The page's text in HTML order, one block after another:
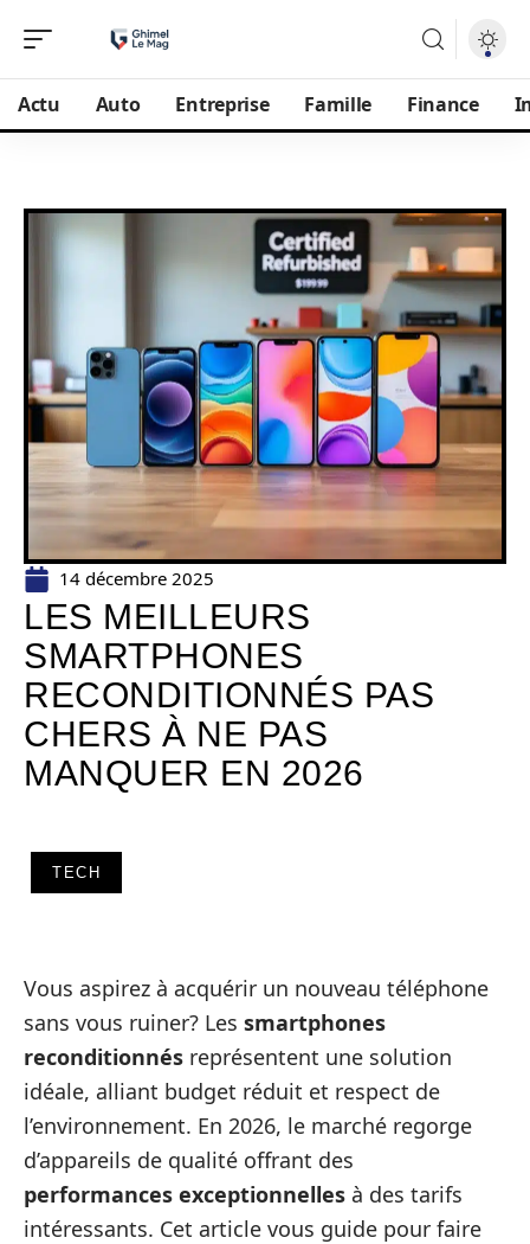
Actu Auto Entreprise Famille Finance
14 décembre 2025
LES MEILLEURS
SMARTPHONES
RECONDITIONNÉS PAS
CHERS À NE PAS
MANQUER EN 2026
TECH
Vous aspirez à acquérir un nouveau téléphone
sans vous ruiner? Les smartphones
reconditionnés représentent une solution
idéale, alliant budget réduit et respect de
l’environnement. En 2026, le marché regorge
d’appareils de qualité offrant des
performances exceptionnelles à des tarifs
intéressants. Cet article vous guide pour faire